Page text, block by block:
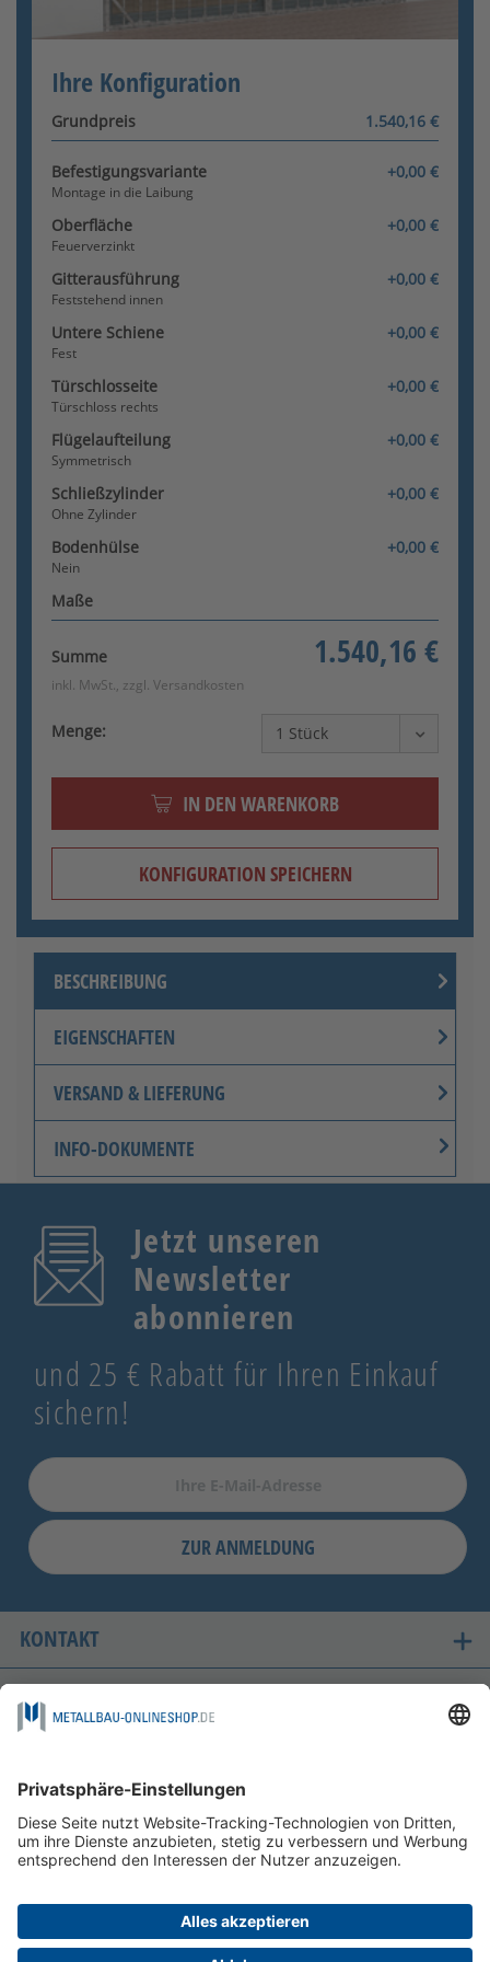
Ihre Konfiguration
Grundpreis 1.540,16 €
Befestigungsvariante +0,00 €
Montage in die Laibung
Oberfläche +0,00 €
Feuerverzinkt
Gitterausführung +0,00 €
Feststehend innen
Untere Schiene +0,00 €
Fest
Türschlosseite +0,00 €
Türschloss rechts
Flügelaufteilung +0,00 €
Symmetrisch
Schließzylinder +0,00 €
Ohne Zylinder
Bodenhülse +0,00 €
Nein
Maße
Summe 1.540,16 €
inkl. MwSt., zzgl. Versandkosten
Menge:
IN DEN WARENKORB
KONFIGURATION SPEICHERN
Konfigurator wird geladen
BESCHREIBUNG
EIGENSCHAFTEN
VERSAND & LIEFERUNG
INFO-DOKUMENTE
Jetzt unseren
Newsletter
abonnieren
und 25 € Rabatt für Ihren Einkauf
sichern!
ZUR ANMELDUNG
KONTAKT
UNSERE LIEFERLÄNDER
FOLGEN SIE UNS AUF
ZAHLUNGSMÖGLICHKEITEN